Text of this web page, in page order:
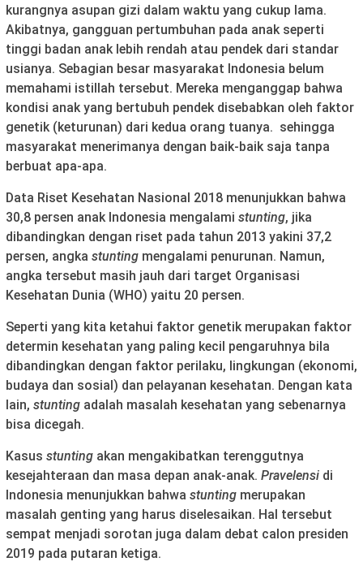
kurangnya asupan gizi dalam waktu yang cukup lama.
Akibatnya, gangguan pertumbuhan pada anak seperti
tinggi badan anak lebih rendah atau pendek dari standar
usianya. Sebagian besar masyarakat Indonesia belum
memahami istillah tersebut. Mereka menganggap bahwa
kondisi anak yang bertubuh pendek disebabkan oleh faktor
genetik (keturunan) dari kedua orang tuanya. sehingga
masyarakat menerimanya dengan baik-baik saja tanpa
berbuat apa-apa.
Data Riset Kesehatan Nasional 2018 menunjukkan bahwa
30,8 persen anak Indonesia mengalami stunting, jika
dibandingkan dengan riset pada tahun 2013 yakini 37,2
persen, angka stunting mengalami penurunan. Namun,
angka tersebut masih jauh dari target Organisasi
Kesehatan Dunia (WHO) yaitu 20 persen.
Seperti yang kita ketahui faktor genetik merupakan faktor
determin kesehatan yang paling kecil pengaruhnya bila
dibandingkan dengan faktor perilaku, lingkungan (ekonomi,
budaya dan sosial) dan pelayanan kesehatan. Dengan kata
lain, stunting adalah masalah kesehatan yang sebenarnya
bisa dicegah.
Kasus stunting akan mengakibatkan terenggutnya
kesejahteraan dan masa depan anak-anak. Pravelensi di
Indonesia menunjukkan bahwa stunting merupakan
masalah genting yang harus diselesaikan. Hal tersebut
sempat menjadi sorotan juga dalam debat calon presiden
2019 pada putaran ketiga.